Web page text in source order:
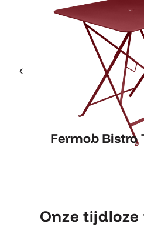
Fermob Bistro
Fermob Bistro
Onze